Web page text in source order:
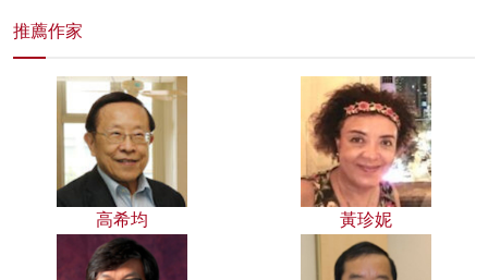
推薦作家
高希均 黃珍妮